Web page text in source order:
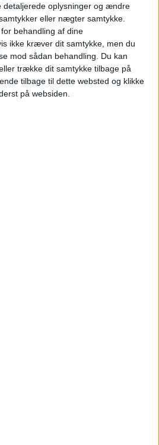
detaljerede oplysninger og ændre
eller nægter samtykke.
behandling af dine
ikke kræver dit samtykke, men du
mod sådan behandling.
Du kan
trække dit samtykke tilbage på
tilbage til dette websted og klikke
på websiden.
dog udviklingen på de
tæt.Den aktuelle uro i
betydning for de globale
når det gælder gæster
vurderer